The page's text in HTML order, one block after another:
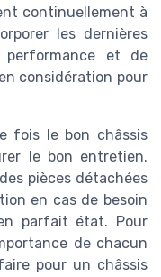
continuellement à
les dernières
et de
considération pour
fois le bon châssis
le bon entretien.
pièces détachées
en cas de besoin
parfait état. Pour
de chacun
pour un châssis